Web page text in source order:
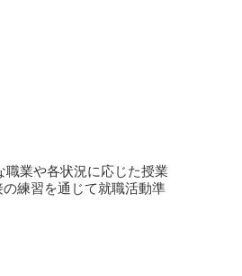
業や各状況に応じた授業
練習を通じて就職活動準